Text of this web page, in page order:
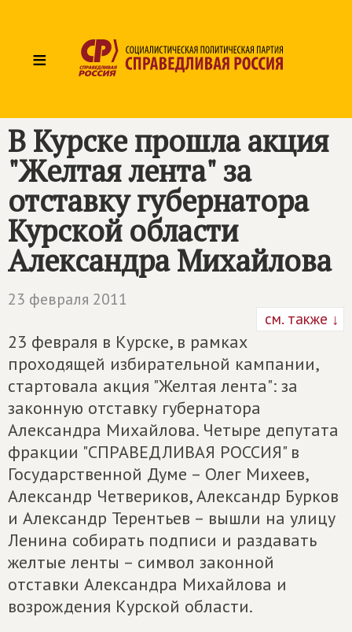
≡
В Курске прошла акция
"Желтая лента" за
отставку губернатора
Курской области
Александра Михайлова
23 февраля 2011
см. также ↓
23 февраля в Курске, в рамках
проходящей избирательной кампании,
стартовала акция "Желтая лента": за
законную отставку губернатора
Александра Михайлова. Четыре депутата
фракции "СПРАВЕДЛИВАЯ РОССИЯ" в
Государственной Думе – Олег Михеев,
Александр Четвериков, Александр Бурков
и Александр Терентьев – вышли на улицу
Ленина собирать подписи и раздавать
желтые ленты – символ законной
отставки Александра Михайлова и
возрождения Курской области.